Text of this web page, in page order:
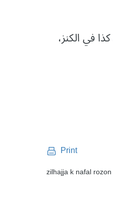
في الكنز،
Print
zilhajja k nafal